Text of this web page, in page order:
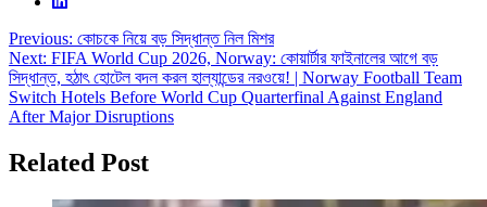
Post
navigation
Previous: কোচকে নিয়ে বড় সিদ্ধান্ত নিল মিশর
Next: FIFA World Cup 2026, Norway: কোয়ার্টার ফাইনালের আগে বড়
সিদ্ধান্ত, হঠাৎ হোটেল বদল করল হাল্যান্ডের নরওয়ে! | Norway Football Team
Switch Hotels Before World Cup Quarterfinal Against England
After Major Disruptions
Related Post